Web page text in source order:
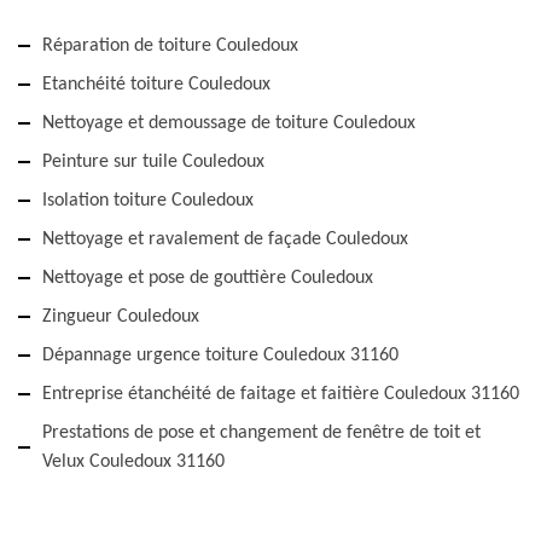
Réparation de toiture Couledoux
Etanchéité toiture Couledoux
Nettoyage et demoussage de toiture Couledoux
Peinture sur tuile Couledoux
Isolation toiture Couledoux
Nettoyage et ravalement de façade Couledoux
Nettoyage et pose de gouttière Couledoux
Zingueur Couledoux
Dépannage urgence toiture Couledoux 31160
Entreprise étanchéité de faitage et faitière Couledoux 31160
Prestations de pose et changement de fenêtre de toit et
Velux Couledoux 31160